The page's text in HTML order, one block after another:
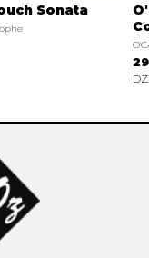
Sonata